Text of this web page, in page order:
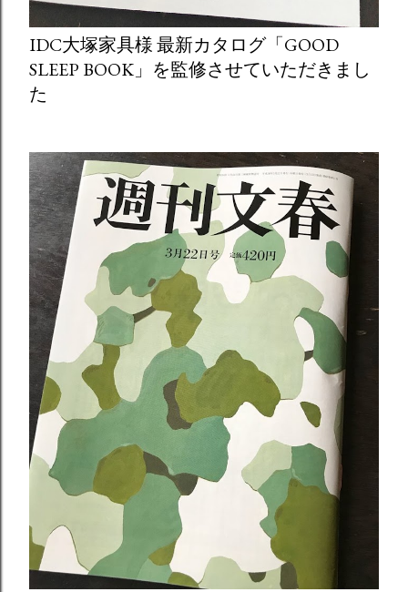
IDC大塚家具様 最新カタログ「GOOD
SLEEP BOOK」を監修させていただきまし
た